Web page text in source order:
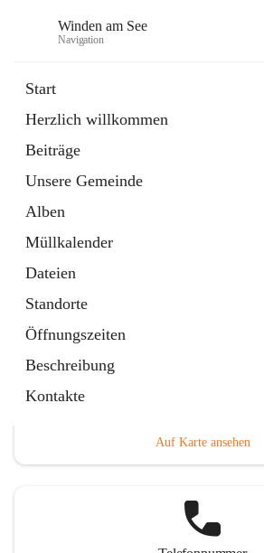
Winden am See
Navigation
Start
Herzlich willkommen
Beiträge
Unsere Gemeinde
Alben
Müllkalender
Dateien
Standorte
Öffnungszeiten
Beschreibung
Kontakte
Externe Webseite
in
Tab
Bebauungsplan
öffnet
in
neuem
Tab
Auf Karte ansehen